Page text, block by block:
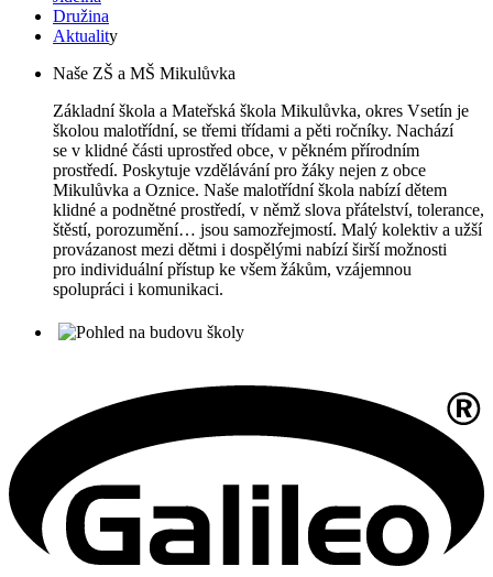
Družina
Aktuality
Naše ZŠ a MŠ Mikulůvka
Základní škola a Mateřská škola Mikulůvka, okres Vsetín je
školou malotřídní, se třemi třídami a pěti ročníky. Nachází
se v klidné části uprostřed obce, v pěkném přírodním
prostředí. Poskytuje vzdělávání pro žáky nejen z obce
Mikulůvka a Oznice. Naše malotřídní škola nabízí dětem
klidné a podnětné prostředí, v němž slova přátelství, tolerance,
štěstí, porozumění… jsou samozřejmostí. Malý kolektiv a užší
provázanost mezi dětmi i dospělými nabízí širší možnosti
pro individuální přístup ke všem žákům, vzájemnou
spolupráci i komunikaci.